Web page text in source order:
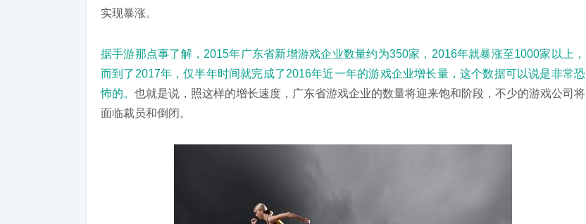
实现暴涨。
据手游那点事了解，2015年广东省新增游戏企业数量约为350家，2016年就暴涨至1000家以上，
而到了2017年，仅半年时间就完成了2016年近一年的游戏企业增长量，这个数据可以说是非常恐
怖的。 也就是说，照这样的增长速度，广东省游戏企业的数量将迎来饱和阶段，不少的游戏公司将
面临裁员和倒闭。